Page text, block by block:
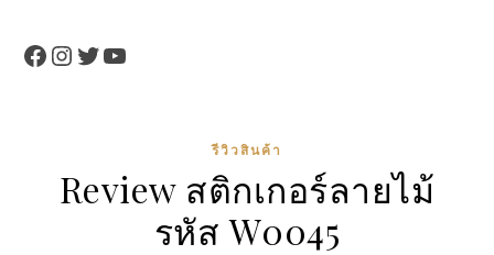
Facebook
Instagram
TwitterYouTube
รีวิวสินค้า
Review สติกเกอร์ลายไม้
รหัส W0045